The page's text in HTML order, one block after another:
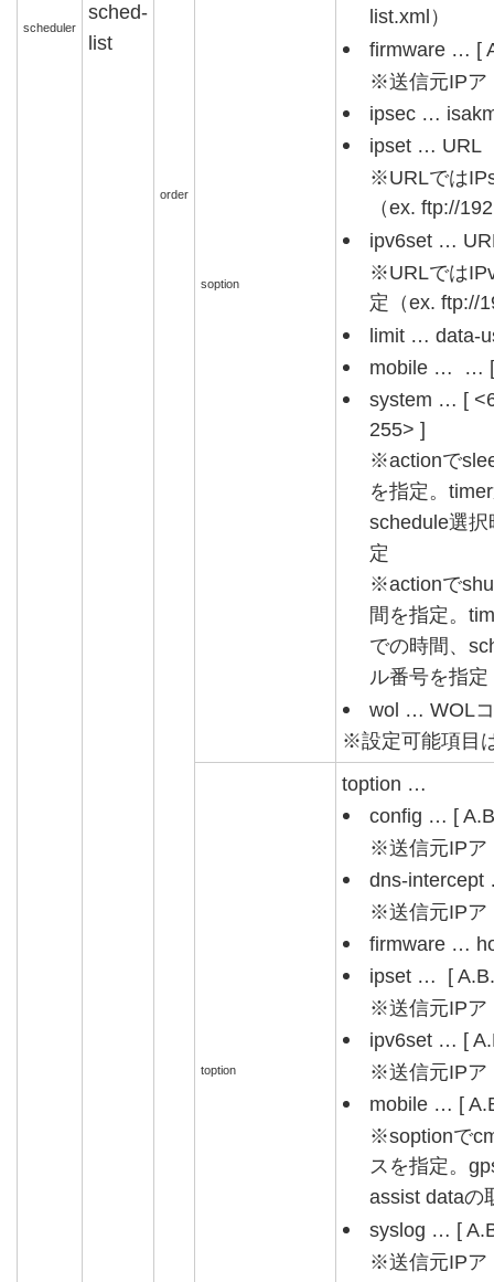
scheduler
sched-
list
order
soption
list.xml）
firmware … [
※送信元IPア
ipsec …
ipset … URL
※URLでは
（ex. ftp://
ipv6set …
※URLでは
定（ex. ftp://
limit … data-
mobile … … [
system … [
255> ]
※actionで
を指定。
schedule選
定
※actionで
間を指定。
での時間、
ル番号を指定
wol … WOL
※設定可能項目
toption
toption …
config … [
※送信元IPア
dns-intercept
※送信元IPア
firmware …
ipset … [
※送信元IPア
ipv6set … [
※送信元IPア
mobile … [
※soptionで
スを指定。
assist dataの
syslog … [
※送信元IPア